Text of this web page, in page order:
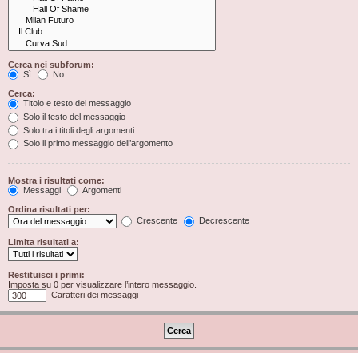
Cerca nei subforum:
Sì
No
Cerca:
Titolo e testo del messaggio
Solo il testo del messaggio
Solo tra i titoli degli argomenti
Solo il primo messaggio dell’argomento
Mostra i risultati come:
Messaggi
Argomenti
Ordina risultati per:
Crescente
Decrescente
Limita risultati a:
Restituisci i primi:
Imposta su 0 per visualizzare l’intero messaggio.
Caratteri dei messaggi